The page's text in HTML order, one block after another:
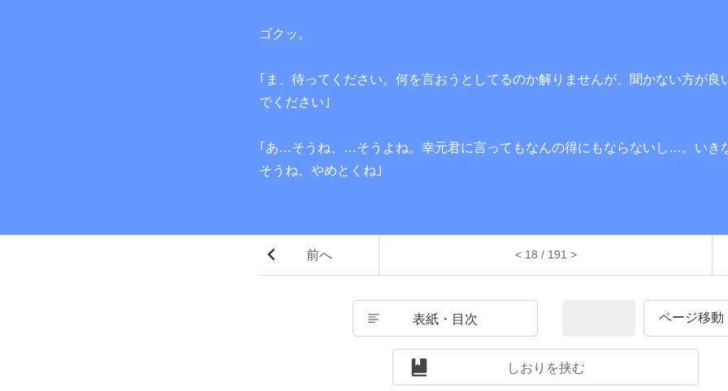
ゴクッ。
｢ま、待ってください。何を言おうとしてるのか解りませんが、聞かない方が良
でください｣
｢あ…そうね、…そうよね。幸元君に言ってもなんの得にもならないし…。いき
そうね、やめとくね｣
前へ < 18 / 191 >
表紙・目次
しおりを挟む